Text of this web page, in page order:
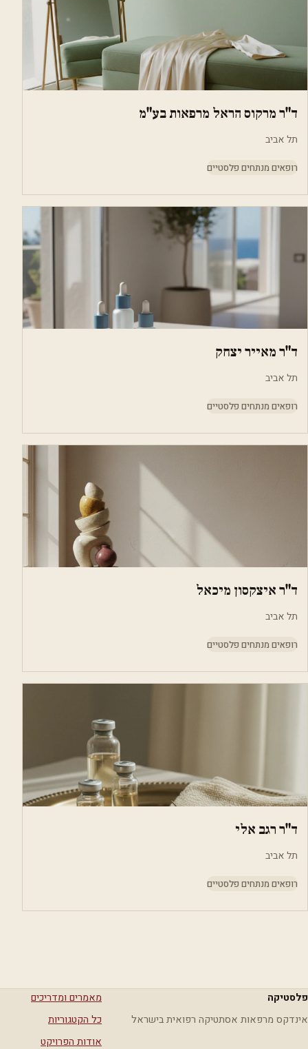
ד"ר מרקוס הראל מרפאות בע"מ
תל אביב
רופאים מנתחים פלסטיים
ד"ר מאייר יצחק
תל אביב
רופאים מנתחים פלסטיים
ד"ר איצקסון מיכאל
תל אביב
רופאים מנתחים פלסטיים
ד"ר רגב אלי
תל אביב
רופאים מנתחים פלסטיים
פלסטיקה
אינדקס מרפאות אסתטיקה רפואית בישראל
מאמרים ומדריכים
כל הקטגוריות
אודות הפרויקט